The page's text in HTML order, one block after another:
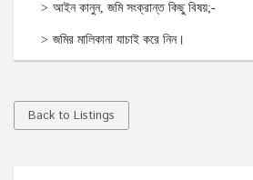
আইন কানুন, জমি সংক্রান্ত কিছু বিষয়;-
জমির মালিকানা যাচাই করে নিন।
Back to Listings